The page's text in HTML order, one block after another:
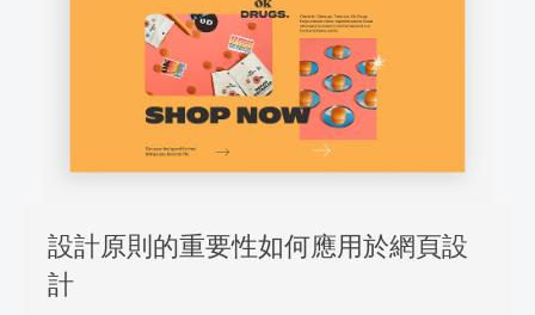
設計原則的重要性如何應用於網頁設
計